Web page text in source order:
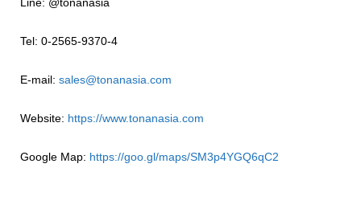
Tel: 0-2565-9370-4
E-mail: sales@tonanasia.com
Website: https://www.tonanasia.com
Google Map: https://goo.gl/maps/SM3p4YGQ6qC2